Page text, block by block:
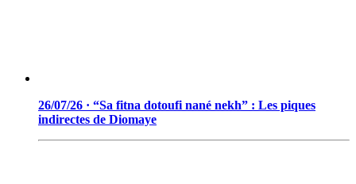
26/07/26 · “Sa fitna dotoufi nané nekh” : Les piques
indirectes de Diomaye